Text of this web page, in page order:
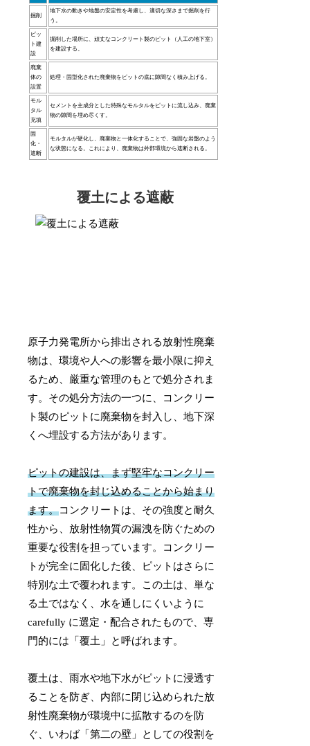
掘削
地下水の動きや地盤の安定性を考慮し、適切な深さまで掘削を行
う。
ピッ
ト建
設
掘削した場所に、頑丈なコンクリート製のピット（人工の地下室）
を建設する。
廃棄
体の
設置
処理・固型化された廃棄物をピットの底に隙間なく積み上げる。
モル
タル
充填
セメントを主成分とした特殊なモルタルをピットに流し込み、廃棄
物の隙間を埋め尽くす。
固
化・
遮断
モルタルが硬化し、廃棄物と一体化することで、強固な岩盤のよう
な状態になる。これにより、廃棄物は外部環境から遮断される。
覆土による遮蔽
原子力発電所から排出される放射性廃棄
物は、環境や人への影響を最小限に抑え
るため、厳重な管理のもとで処分されま
す。その処分方法の一つに、コンクリー
ト製のピットに廃棄物を封入し、地下深
くへ埋設する方法があります。
ピットの建設は、まず堅牢なコンクリー
トで廃棄物を封じ込めることから始まり
ます。コンクリートは、その強度と耐久
性から、放射性物質の漏洩を防ぐための
重要な役割を担っています。コンクリー
トが完全に固化した後、ピットはさらに
特別な土で覆われます。この土は、単な
る土ではなく、水を通しにくいように
carefully に選定・配合されたもので、専
門的には「覆土」と呼ばれます。
覆土は、雨水や地下水がピットに浸透す
ることを防ぎ、内部に閉じ込められた放
射性廃棄物が環境中に拡散するのを防
ぐ、いわば「第二の壁」としての役割を